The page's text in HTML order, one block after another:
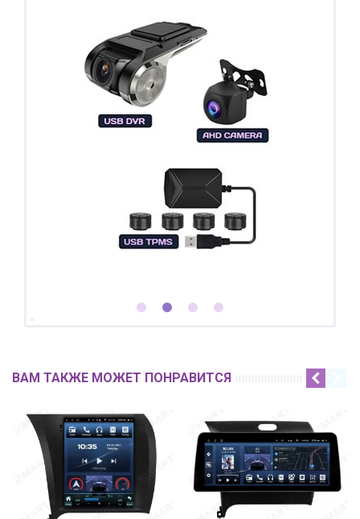
ВАМ ТАКЖЕ МОЖЕТ ПОНРАВИТСЯ